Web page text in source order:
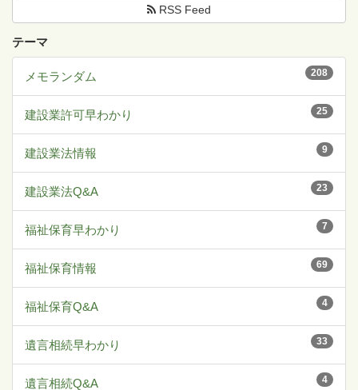
RSS Feed
テーマ
208
メモランダム
25
建設業許可早わかり
9
建設業法情報
23
建設業法Q&A
7
福祉保育早わかり
69
福祉保育情報
4
福祉保育Q&A
33
遺言相続早わかり
4
遺言相続Q&A